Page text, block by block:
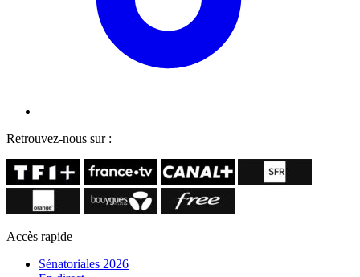
Retrouvez-nous sur :
Accès rapide
Sénatoriales 2026